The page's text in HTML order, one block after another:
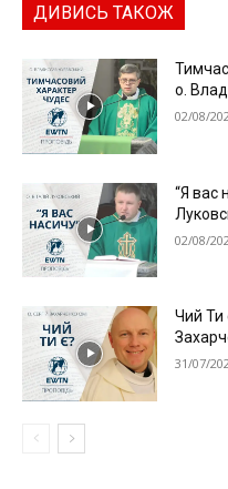
ДИВИСЬ ТАКОЖ
о.
02/08/
“Я вас
02/08/
Чий Ти
31/07/